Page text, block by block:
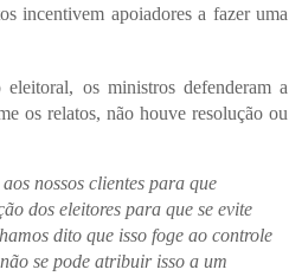
incentivem apoiadores a fazer uma
os ministros defenderam a
os relatos, não houve resolução ou
nossos clientes para que
dos eleitores para que se evite
dito que isso foge ao controle
se pode atribuir isso a um